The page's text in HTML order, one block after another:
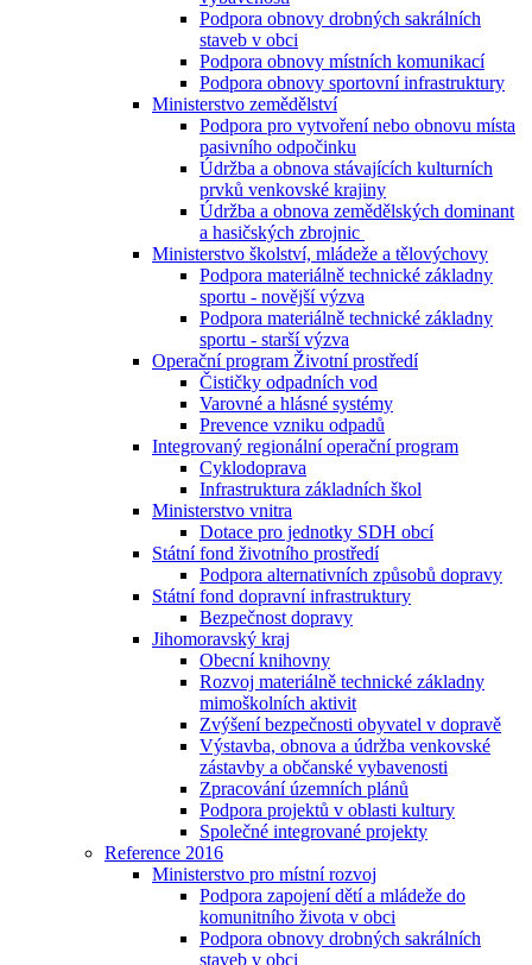
Podpora obnovy drobných sakrálních
staveb v obci
Podpora obnovy místních komunikací
Podpora obnovy sportovní infrastruktury
Ministerstvo zemědělství
Podpora pro vytvoření nebo obnovu místa
pasivního odpočinku
Údržba a obnova stávajících kulturních
prvků venkovské krajiny
Údržba a obnova zemědělských dominant
a hasičských zbrojnic
Ministerstvo školství, mládeže a tělovýchovy
Podpora materiálně technické základny
sportu - novější výzva
Podpora materiálně technické základny
sportu - starší výzva
Operační program Životní prostředí
Čističky odpadních vod
Varovné a hlásné systémy
Prevence vzniku odpadů
Integrovaný regionální operační program
Cyklodoprava
Infrastruktura základních škol
Ministerstvo vnitra
Dotace pro jednotky SDH obcí
Státní fond životního prostředí
Podpora alternativních způsobů dopravy
Státní fond dopravní infrastruktury
Bezpečnost dopravy
Jihomoravský kraj
Obecní knihovny
Rozvoj materiálně technické základny
mimoškolních aktivit
Zvýšení bezpečnosti obyvatel v dopravě
Výstavba, obnova a údržba venkovské
zástavby a občanské vybavenosti
Zpracování územních plánů
Podpora projektů v oblasti kultury
Společné integrované projekty
Reference 2016
Ministerstvo pro místní rozvoj
Podpora zapojení dětí a mládeže do
komunitního života v obci
Podpora obnovy drobných sakrálních
staveb v obci